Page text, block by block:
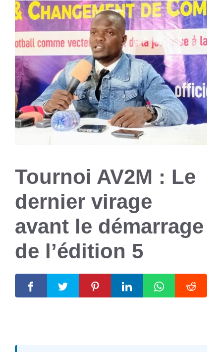
Tournoi AV2M : Le
dernier virage
avant le démarrage
de l’édition 5